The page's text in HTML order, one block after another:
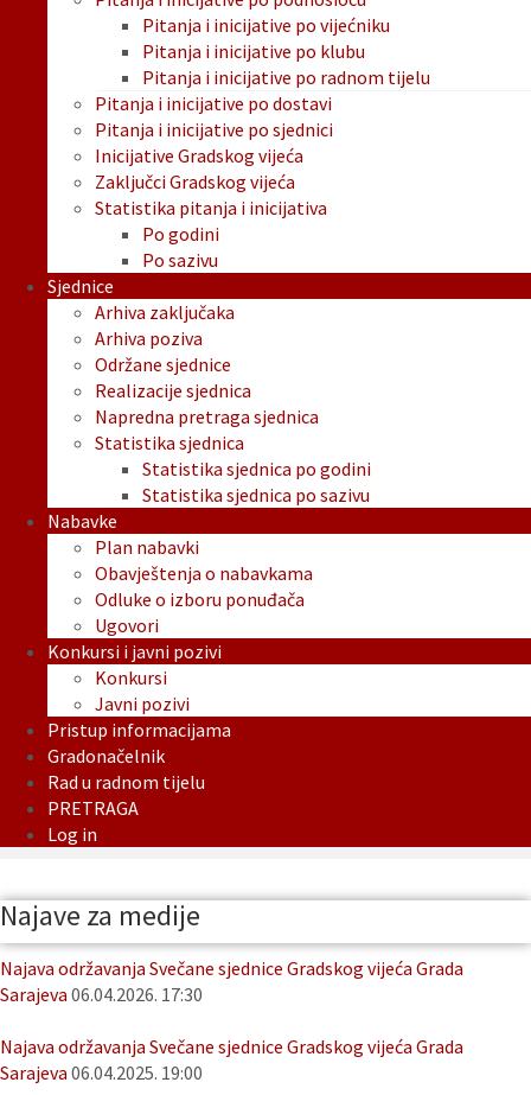
Pitanja i inicijative po vijećniku
Pitanja i inicijative po klubu
Pitanja i inicijative po radnom tijelu
Pitanja i inicijative po dostavi
Pitanja i inicijative po sjednici
Inicijative Gradskog vijeća
Zaključci Gradskog vijeća
Statistika pitanja i inicijativa
Po godini
Po sazivu
Sjednice
Arhiva zaključaka
Arhiva poziva
Održane sjednice
Realizacije sjednica
Napredna pretraga sjednica
Statistika sjednica
Statistika sjednica po godini
Statistika sjednica po sazivu
Nabavke
Plan nabavki
Obavještenja o nabavkama
Odluke o izboru ponuđača
Ugovori
Konkursi i javni pozivi
Konkursi
Javni pozivi
Pristup informacijama
Gradonačelnik
Rad u radnom tijelu
PRETRAGA
Log in
Najave za medije
Najava održavanja Svečane sjednice Gradskog vijeća Grada
Sarajeva 06.04.2026. 17:30
Najava održavanja Svečane sjednice Gradskog vijeća Grada
Sarajeva 06.04.2025. 19:00